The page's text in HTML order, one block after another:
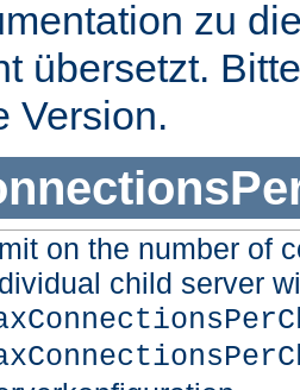
zu
übersetzt.
Version.
on the number of
child server